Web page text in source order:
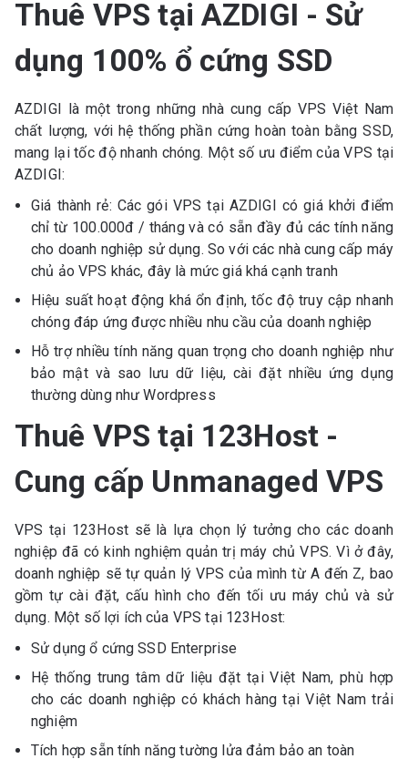
Thuê VPS tại AZDIGI - Sử
dụng 100% ổ cứng SSD
AZDIGI là một trong những nhà cung cấp VPS Việt Nam
chất lượng, với hệ thống phần cứng hoàn toàn bằng SSD,
mang lại tốc độ nhanh chóng. Một số ưu điểm của VPS tại
AZDIGI:
Giá thành rẻ: Các gói VPS tại AZDIGI có giá khởi điểm
chỉ từ 100.000đ / tháng và có sẵn đầy đủ các tính năng
cho doanh nghiệp sử dụng. So với các nhà cung cấp máy
chủ ảo VPS khác, đây là mức giá khá cạnh tranh
Hiệu suất hoạt động khá ổn định, tốc độ truy cập nhanh
chóng đáp ứng được nhiều nhu cầu của doanh nghiệp
Hỗ trợ nhiều tính năng quan trọng cho doanh nghiệp như
bảo mật và sao lưu dữ liệu, cài đặt nhiều ứng dụng
thường dùng như Wordpress
Thuê VPS tại 123Host -
Cung cấp Unmanaged VPS
VPS tại 123Host sẽ là lựa chọn lý tưởng cho các doanh
nghiệp đã có kinh nghiệm quản trị máy chủ VPS. Vì ở đây,
doanh nghiệp sẽ tự quản lý VPS của mình từ A đến Z, bao
gồm tự cài đặt, cấu hình cho đến tối ưu máy chủ và sử
dụng. Một số lợi ích của VPS tại 123Host:
Sử dụng ổ cứng SSD Enterprise
Hệ thống trung tâm dữ liệu đặt tại Việt Nam, phù hợp
cho các doanh nghiệp có khách hàng tại Việt Nam trải
nghiệm
Tích hợp sẵn tính năng tường lửa đảm bảo an toàn